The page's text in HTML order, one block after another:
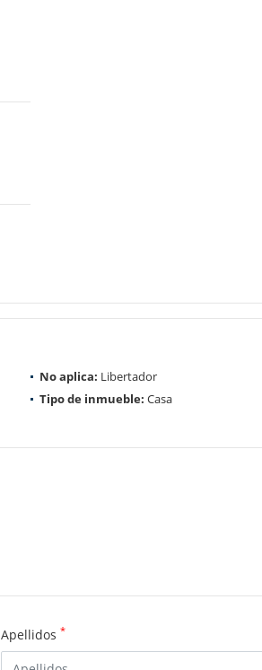
No aplica: Libertador
Tipo de inmueble: Casa
Apellidos *